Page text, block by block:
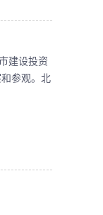
建设投资
参观。北